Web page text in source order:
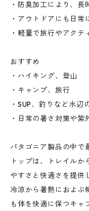
・防臭加工により、
・アウトドアにも日
・軽量で旅行やアク
おすすめ
・ハイキング、登山
・キャンプ、旅行
・SUP、釣りなど水辺
・日常の暑さ対策や紫
パタゴニア製品の中で
トップは、トレイル
やすさと快適さを提供
冷涼から暑熱におよぶ
も体を快適に保つキャ